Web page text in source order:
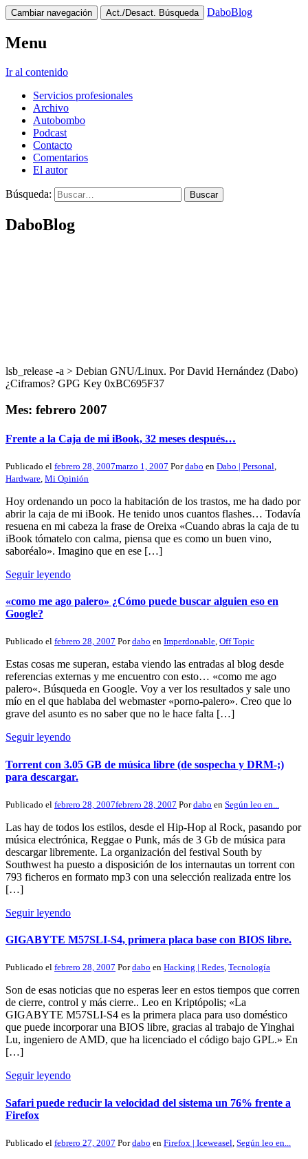
Cambiar navegación Act./Desact. Búsqueda DaboBlog
Menu
Ir al contenido
Servicios profesionales
Archivo
Autobombo
Podcast
Contacto
Comentarios
El autor
Búsqueda:
DaboBlog
lsb_release -a > Debian GNU/Linux. Por David Hernández (Dabo)
¿Ciframos? GPG Key 0xBC695F37
Mes: febrero 2007
Frente a la Caja de mi iBook, 32 meses después…
Publicado el febrero 28, 2007marzo 1, 2007 Pordabo en Dabo | Personal
Hardware Mi Opinión
Hoy ordenando un poco la habitación de los trastos, me ha dado por
abrir la caja de mi iBook. He tenido unos cuantos flashes… Todavía
resuena en mi cabeza la frase de Oreixa «Cuando abras la caja de tu
iBook tómatelo con calma, piensa que es como un buen vino,
saboréalo». Imagino que en ese […]
Seguir leyendo
«como me ago palero» ¿Cómo puede buscar alguien eso en
Google?
Publicado el febrero 28, 2007 Pordabo en Imperdonable, Off Topic
Estas cosas me superan, estaba viendo las entradas al blog desde
referencias externas y me encuentro con esto… «como me ago
palero«. Búsqueda en Google. Voy a ver los resultados y sale uno
mío en el que hablaba del webmaster «porno-palero». Creo que lo
grave del asunto es no saber que no le hace falta […]
Seguir leyendo
Torrent con 3.05 GB de música libre (de sospecha y DRM-;)
para descargar.
Publicado el febrero 28, 2007febrero 28, 2007 Pordabo en Según leo en...
Las hay de todos los estilos, desde el Hip-Hop al Rock, pasando por
música electrónica, Reggae o Punk, más de 3 Gb de música para
descargar libremente. La organización del festival South by
Southwest ha puesto a disposición de los internautas un torrent con
793 ficheros en formato mp3 con una selección realizada entre los
[…]
Seguir leyendo
GIGABYTE M57SLI-S4, primera placa base con BIOS libre.
Publicado el febrero 28, 2007 Pordabo en Hacking | Redes, Tecnología
Son de esas noticias que no esperas leer en estos tiempos que corren
de cierre, control y más cierre.. Leo en Kriptópolis; «La
GIGABYTE M57SLI-S4 es la primera placa para uso doméstico
que puede incorporar una BIOS libre, gracias al trabajo de Yinghai
Lu, ingeniero de AMD, que ha licenciado el código bajo GPL.» En
[…]
Seguir leyendo
Safari puede reducir la velocidad del sistema un 76% frente a
Firefox
Publicado el febrero 27, 2007 Pordabo en Firefox | Iceweasel, Según leo en...